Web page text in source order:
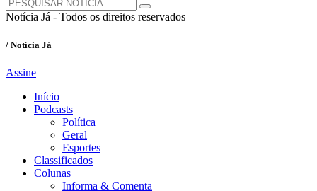
Notícia Já - Todos os direitos reservados
/ Notícia Já
Assine
Início
Podcasts
Política
Geral
Esportes
Classificados
Colunas
Informa & Comenta